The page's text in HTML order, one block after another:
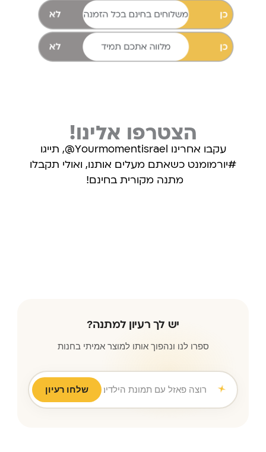
הצטרפו אלינו!
עקבו אחרינו Yourmomentisrael@, תייגו
#יורמומנט כשאתם מעלים אותנו, ואולי תקבלו
מתנה מקורית בחינם!
יש לך רעיון למתנה?
ספרו לנו ונהפוך אותו למוצר אמיתי בחנות
רוצה פאזל עם תמונת הילדים לסבא וסבתא ליו | שלחו רעיון